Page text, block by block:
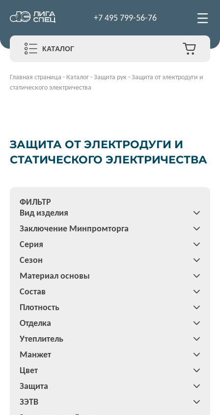
+7 495 799-56-76
КАТАЛОГ
Главная страница - Каталог-Защита рук -Защита от электродуги и
статического электричества
ЗАЩИТА ОТ ЭЛЕКТРОДУГИ И
СТАТИЧЕСКОГО ЭЛЕКТРИЧЕСТВА
ФИЛЬТР
Вид изделия
Заключение Минпромторга
Серия
Сезон
Материал основы
Состав
Плотность
Отделка
Утеплитель
Манжет
Цвет
Защита
ЗЭТВ